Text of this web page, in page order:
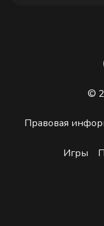
©
Правовая
Игры